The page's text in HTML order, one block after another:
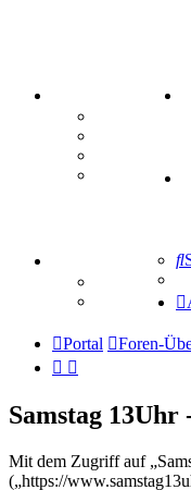
Mastodon
Tipprunde
Comunio
Portal Foren-
Samstag
Mit dem Zugriff auf
(„https://